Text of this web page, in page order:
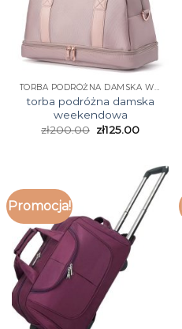
TORBA PODRÓŻNA DAMSKA WEEKENDOWA
torba podróżna damska
weekendowa
zł200.00 zł125.00
Promocja!